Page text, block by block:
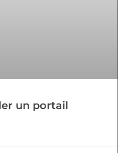
un portail